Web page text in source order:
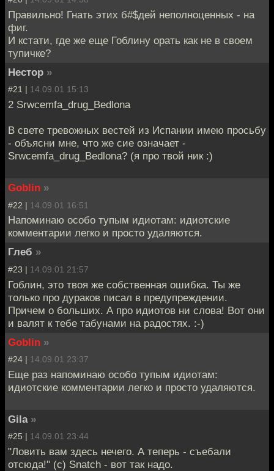
Правильно! Гнать этих б#$дей неполноценных - на
фиг.
И кстати, где же еще Гоблину орать как не в своем
тупичке?
Нестор »
#21 | 14.09.01 15:13
2 Srwcemfa_drug_Bedlona
В свете тревожных вестей из Испании имею просьбу
- объясни мне, что же сие означает -
Srwcemfa_drug_Bedlona? (я про твой ник :)
Goblin »
#22 | 14.09.01 16:51
Напоминаю особо тупым идиотам: идиотские
комментарии легко и просто удаляются.
Глеб »
#23 | 14.09.01 21:57
Гоблин, это твоя же собственная ошибка. Ты же
только про дураков писал в предупреждении.
Причем о больших. А про идиотов ни слова! Вот они
и валят к тебе табунами на радостях. :-)
Goblin »
#24 | 14.09.01 23:37
Еще раз напоминаю особо тупым идиотам:
идиотские комментарии легко и просто удаляются.
Gila »
#25 | 14.09.01 23:44
"Ловить вам здесь нечего. А теперь - съебали
отсюда!" (c) Snatch - вот так надо.